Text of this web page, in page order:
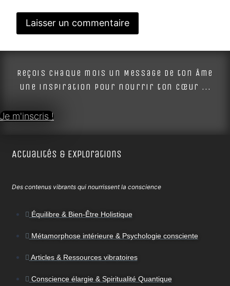
Alternative:
Reçois chaque mois un Message de ton Âme
une inspiration pour nourrir ton cœur ...
Je m'inscris !
Actualités & Explorations
Des contenus vibrants qui nourrissent la conscience
Équilibre & Bien-Être Holistique
Métamorphose intérieure & Psychologie consciente
Articles & Ressources vibratoires
Conscience élargie & Spiritualité Quantique